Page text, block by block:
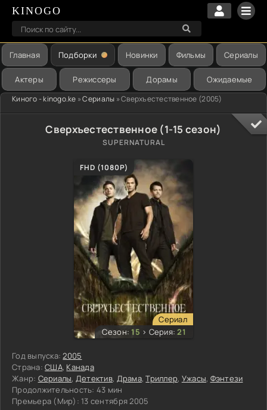
KINOGO
Главная Подборки Новинки Фильмы Сериалы
Актеры Режиссеры Дорамы Ожидаемые
Киного - kinogo.ke »Сериалы » Сверхъестественное (2005)
Сверхъестественное (1-15 сезон)
SUPERNATURAL
FHD (1080P)
Сериал
Сезон:15 > Серия:21
Год выпуска: 2005
Страна: США, Канада
Жанр: Сериалы, Детектив, Драма,Триллер, Ужасы, Фэнтези
Продолжительность: 43 мин
Премьера (Мир): 13 сентября 2005